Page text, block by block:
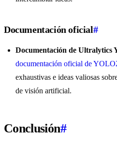
Documentación oficial#
Documentación de Ultralytics
documentación oficial de
exhaustivas e ideas valiosas
de visión artificial.
Conclusión#